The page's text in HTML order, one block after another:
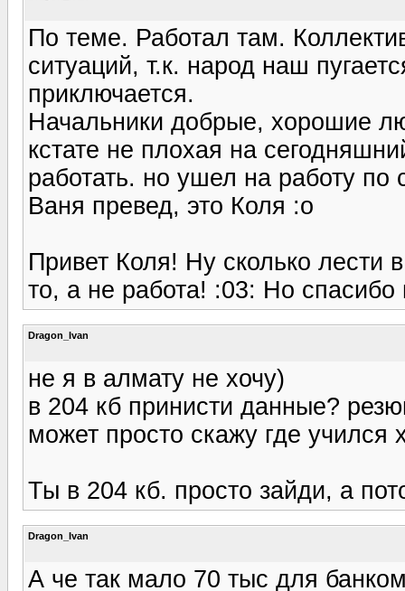
По теме. Работал там.
ситуаций, т.к. народ наш
приключается.
Начальники добрые, хорошие
кстате не плохая на
работать. но ушел на работу по
Ваня превед, это Коля :o
Привет Коля! Ну сколько лести
то, а не работа! :03: Но
Dragon_Ivan
не я в алмату не хочу)
в 204 кб принисти данные?
может просто скажу где учился
Ты в 204 кб. просто зайди, а
Dragon_Ivan
А че так мало 70 тыс для